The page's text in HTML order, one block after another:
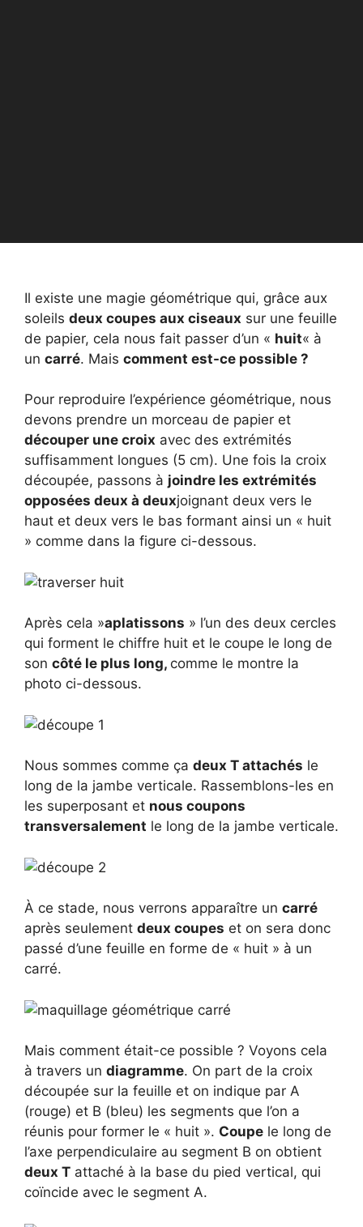
Il existe une magie géométrique qui, grâce aux
soleils deux coupes aux ciseaux sur une feuille
de papier, cela nous fait passer d’un « huit« à
un carré. Mais comment est-ce possible ?
Pour reproduire l’expérience géométrique, nous
devons prendre un morceau de papier et
découper une croix avec des extrémités
suffisamment longues (5 cm). Une fois la croix
découpée, passons à joindre les extrémités
opposées deux à deuxjoignant deux vers le
haut et deux vers le bas formant ainsi un « huit
» comme dans la figure ci-dessous.
Après cela »aplatissons » l’un des deux cercles
qui forment le chiffre huit et le coupe le long de
son côté le plus long, comme le montre la
photo ci-dessous.
Nous sommes comme ça deux T attachés le
long de la jambe verticale. Rassemblons-les en
les superposant et nous coupons
transversalement le long de la jambe verticale.
À ce stade, nous verrons apparaître un carré
après seulement deux coupes et on sera donc
passé d’une feuille en forme de « huit » à un
carré.
Mais comment était-ce possible ? Voyons cela
à travers un diagramme. On part de la croix
découpée sur la feuille et on indique par A
(rouge) et B (bleu) les segments que l’on a
réunis pour former le « huit ». Coupe le long de
l’axe perpendiculaire au segment B on obtient
deux T attaché à la base du pied vertical, qui
coïncide avec le segment A.